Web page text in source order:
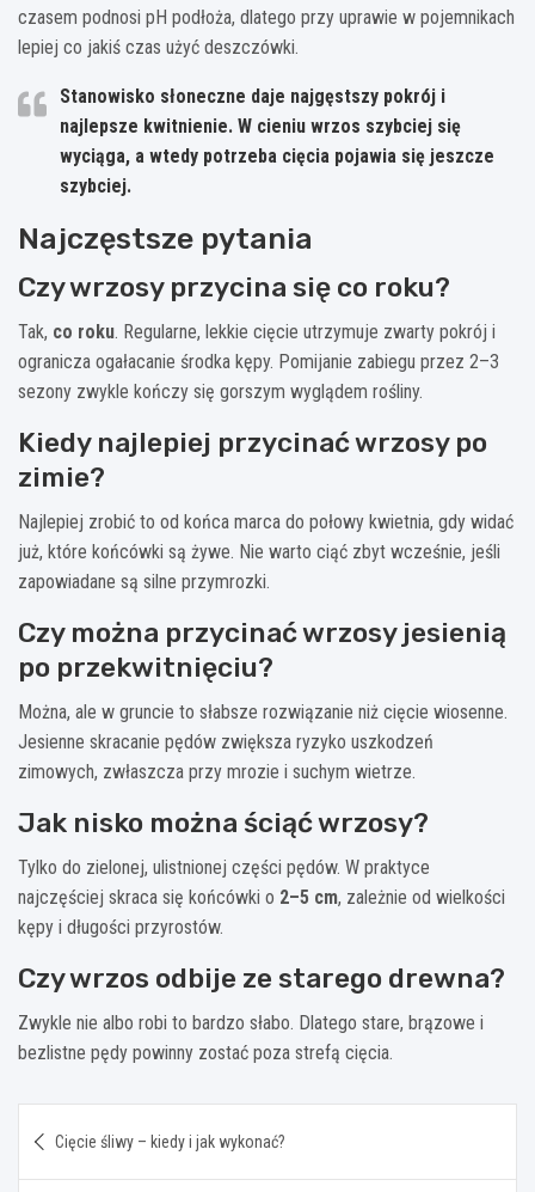
czasem podnosi pH podłoża, dlatego przy uprawie w pojemnikach
lepiej co jakiś czas użyć deszczówki.
Stanowisko słoneczne daje najgęstszy pokrój i
najlepsze kwitnienie. W cieniu wrzos szybciej się
wyciąga, a wtedy potrzeba cięcia pojawia się jeszcze
szybciej.
Najczęstsze pytania
Czy wrzosy przycina się co roku?
Tak, co roku. Regularne, lekkie cięcie utrzymuje zwarty pokrój i
ogranicza ogałacanie środka kępy. Pomijanie zabiegu przez 2–3
sezony zwykle kończy się gorszym wyglądem rośliny.
Kiedy najlepiej przycinać wrzosy po
zimie?
Najlepiej zrobić to od końca marca do połowy kwietnia, gdy widać
już, które końcówki są żywe. Nie warto ciąć zbyt wcześnie, jeśli
zapowiadane są silne przymrozki.
Czy można przycinać wrzosy jesienią
po przekwitnięciu?
Można, ale w gruncie to słabsze rozwiązanie niż cięcie wiosenne.
Jesienne skracanie pędów zwiększa ryzyko uszkodzeń
zimowych, zwłaszcza przy mrozie i suchym wietrze.
Jak nisko można ściąć wrzosy?
Tylko do zielonej, ulistnionej części pędów. W praktyce
najczęściej skraca się końcówki o 2–5 cm, zależnie od wielkości
kępy i długości przyrostów.
Czy wrzos odbije ze starego drewna?
Zwykle nie albo robi to bardzo słabo. Dlatego stare, brązowe i
bezlistne pędy powinny zostać poza strefą cięcia.
wpisu
Cięcie śliwy – kiedy i jak wykonać?